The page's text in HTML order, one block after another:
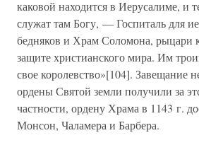
каковой находится в Иерусалиме, и
служат там Богу, — Госпиталь для
бедняков и Храм Соломона, рыцари
защите христианского мира. Им
свое королевство»[104]. Завещание
ордены Святой земли получили за
частности, ордену Храма в 1143 г.
Монсон, Чаламера и Барбера.